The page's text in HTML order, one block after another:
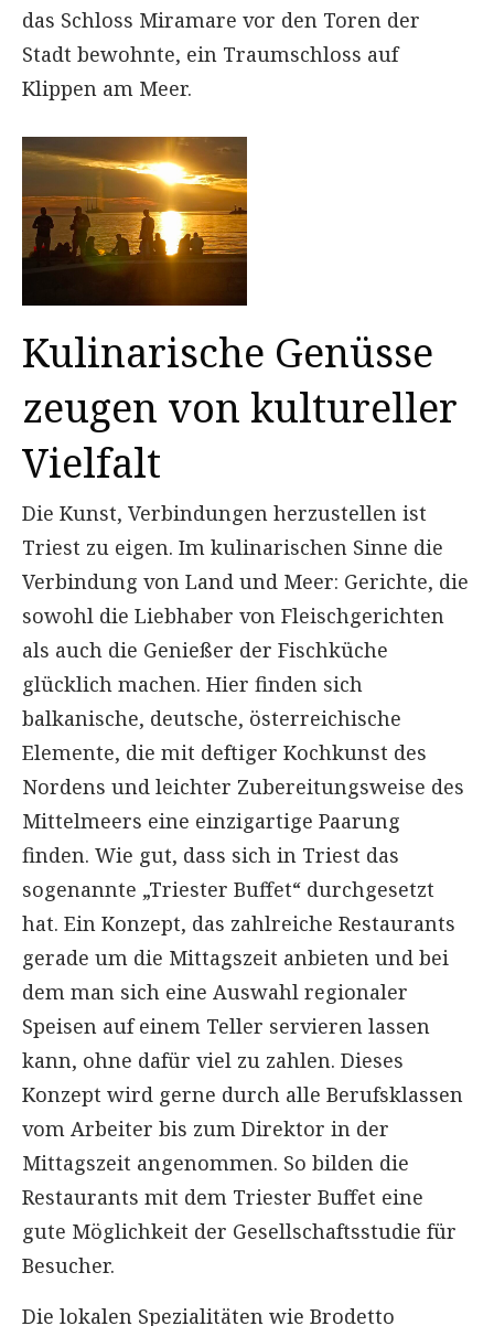
das Schloss Miramare vor den Toren der
Stadt bewohnte, ein Traumschloss auf
Klippen am Meer.
Kulinarische Genüsse
zeugen von kultureller
Vielfalt
Die Kunst, Verbindungen herzustellen ist
Triest zu eigen. Im kulinarischen Sinne die
Verbindung von Land und Meer: Gerichte, die
sowohl die Liebhaber von Fleischgerichten
als auch die Genießer der Fischküche
glücklich machen. Hier finden sich
balkanische, deutsche, österreichische
Elemente, die mit deftiger Kochkunst des
Nordens und leichter Zubereitungsweise des
Mittelmeers eine einzigartige Paarung
finden. Wie gut, dass sich in Triest das
sogenannte „Triester Buffet“ durchgesetzt
hat. Ein Konzept, das zahlreiche Restaurants
gerade um die Mittagszeit anbieten und bei
dem man sich eine Auswahl regionaler
Speisen auf einem Teller servieren lassen
kann, ohne dafür viel zu zahlen. Dieses
Konzept wird gerne durch alle Berufsklassen
vom Arbeiter bis zum Direktor in der
Mittagszeit angenommen. So bilden die
Restaurants mit dem Triester Buffet eine
gute Möglichkeit der Gesellschaftsstudie für
Besucher.
Die lokalen Spezialitäten wie Brodetto